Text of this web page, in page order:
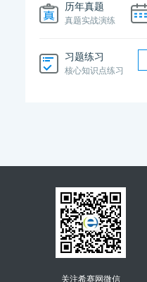
历年真题
真题实战演练
习题练习
核心知识点练习
关注希赛网微信